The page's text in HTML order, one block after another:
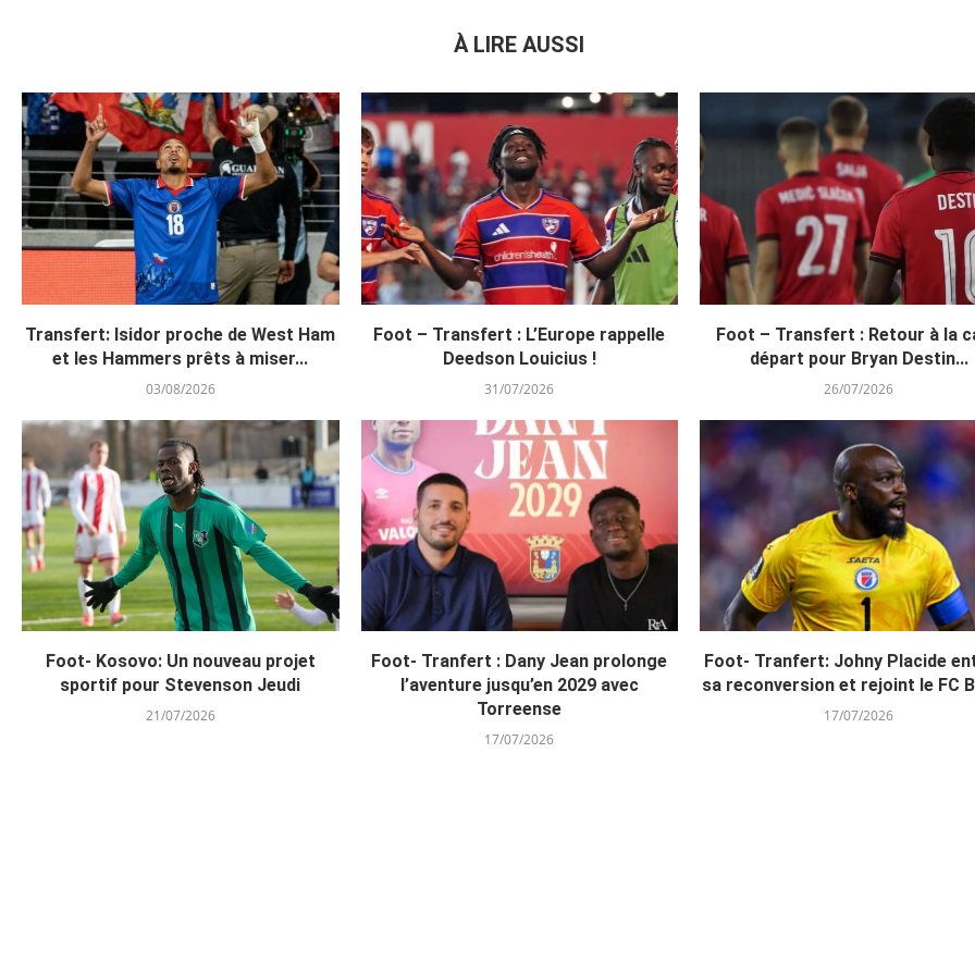
À LIRE AUSSI
Transfert: Isidor proche de West Ham
et les Hammers prêts à miser...
03/08/2026
Foot – Transfert : L’Europe rappelle
Deedson Louicius !
31/07/2026
Foot – Transfert : Retour à la
départ pour Bryan Destin...
26/07/2026
Foot- Kosovo: Un nouveau projet
sportif pour Stevenson Jeudi
21/07/2026
Foot- Tranfert : Dany Jean prolonge
l’aventure jusqu’en 2029 avec
Torreense
17/07/2026
Foot- Tranfert: Johny Placide
sa reconversion et rejoint le FC
17/07/2026